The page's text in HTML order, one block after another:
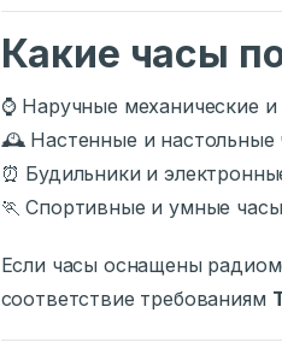
Какие часы
⌚ Наручные механические
🕰 Настенные и настольные
⏰ Будильники и
🏃 Спортивные и умные
Если часы оснащены
соответствие требованиям